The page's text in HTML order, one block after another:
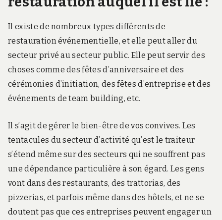
Il existe de nombreux types différents de
restauration événementielle, et elle peut aller du
secteur privé au secteur public. Elle peut servir des
choses comme des fêtes d’anniversaire et des
cérémonies d’initiation, des fêtes d’entreprise et des
événements de team building, etc.
Il s’agit de gérer le bien-être de vos convives. Les
tentacules du secteur d’activité qu’est le traiteur
s’étend même sur des secteurs qui ne souffrent pas
une dépendance particulière à son égard. Les gens
vont dans des restaurants, des trattorias, des
pizzerias, et parfois même dans des hôtels, et ne se
doutent pas que ces entreprises peuvent engager un